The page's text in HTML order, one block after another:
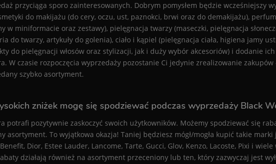
przyciąga sporo zainteresowanych. Dobrym pomysłem będzie wcześniejszy
do makijażu (do cery, oczu, ust, paznokci, brwi oraz do demakijażu),
w miniformacie oraz zestawy), pielęgnacja twarzy (maseczki, pielęgnacja
do twarzy, artykuły do golenia), ciało i kąpiel (pielęgnacja ciała, higiena jamy
do pielęgnacji włosów oraz stylizacji, jak i duży wybór akcesoriów) i dodanie
W czasie rozpoczęcia wyprzedaży pozostanie Ci jedynie zrealizowanie
szybko asortyment.
zniżek mogę się spodziewać podczas wyprzedaży Black
potrafi pozytywnie zaskoczyć swoich użytkowników. Możemy spodziewać się
asortyment. To wyjątkowa okazja! Taniej będziesz mógł/mogła kupić takie
Dior, Estee Lauder, Lancome, Tarte, Gucci, Glov, Kenzo, Lacoste, Pixi i
działają również na asortyment przeceniony lub ten, który zazwyczaj jest